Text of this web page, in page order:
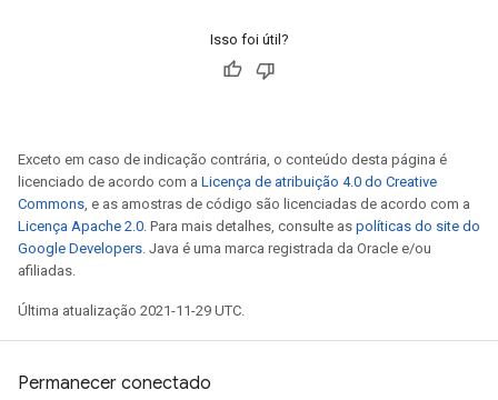
Isso foi útil?
Exceto em caso de indicação contrária, o conteúdo desta página é
licenciado de acordo com a Licença de atribuição 4.0 do Creative
Commons, e as amostras de código são licenciadas de acordo com a
Licença Apache 2.0. Para mais detalhes, consulte as políticas do site do
Google Developers. Java é uma marca registrada da Oracle e/ou
afiliadas.
Última atualização 2021-11-29 UTC.
Permanecer conectado